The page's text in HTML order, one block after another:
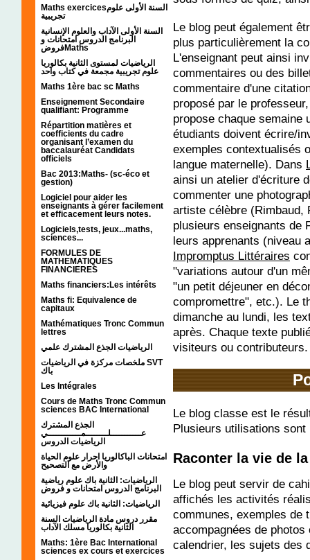
Maths exercicesالسنة الأولى علوم
تجريبية
السنة الأولى الآداب والعلوم الإنسانية
البرنامج الدروس امتحانات و
فروضMaths
الرياضيات لمستوى الثانية بكالوريا
علوم تجريبية مجمعة في كتاب واحد
Maths 1ère bac sc Maths
Enseignement Secondaire
qualifiant: Programme
Répartition matières et
coefficients du cadre
organisant l’examen du
baccalauréat Candidats
officiels
Bac 2013:Maths- (sc-éco et
gestion)
Logiciel pour aider les
enseignants à gérer facilement
et efficacement leurs notes.
Logiciels,tests, jeux...maths,
sciences...
FORMULES DE
MATHEMATIQUES
FINANCIERES
Maths financiers:Les intérêts
Maths fi: Equivalence de
capitaux
Mathématiques Tronc Commun
lettres
الرياضيات الجذع المشترك علمي
ملخصات مركزة في الرياضيات SVT
باك
Les Intégrales
Cours de Maths Tronc Commun
sciences BAC International
الجذع المشترك
عـــــــــــلــــــــمــــــــــــي
الرياضيات الدروس
امتحانات الباكالوريا احرار علوم الحياة
والأرض مع التصحيح
الرياضيات: الثانية باك علوم رياضية
البرنامج الدروس امتحانات و فروض
الرياضيات: الثانية باك علوم فيزيائية
مقرر دروس مادة الرياضيات السنة
الثانية بكالوريا مسلك الآداب
Maths: 1ère Bac International
sciences ex cours et exercices
Le blog peut également
plus particulièrement la
L'enseignant peut ainsi
commentaires ou des
commentaire d'une
proposé par le
propose chaque semaine
étudiants doivent écrire/
exemples contextualisés
langue maternelle). Dans
ainsi un atelier d'écriture
commenter une
artiste célèbre (Rimbaud,
plusieurs enseignants de
leurs apprenants (niveau
Impromptus Littéraires
"variations autour d'un
"un petit déjeuner en
compromettre", etc.). Le
dimanche au lundi, les
après. Chaque texte
visiteurs ou contributeurs.
Le blog classe est le
Plusieurs utilisations sont
Raconter la vie de
Le blog peut servir de
affichés les activités
communes, exemples de
accompagnées de
calendrier, les sujets des